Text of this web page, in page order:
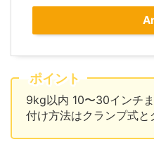
ポイント
9kg以内 10〜30インチ
付け方法はクランプ式